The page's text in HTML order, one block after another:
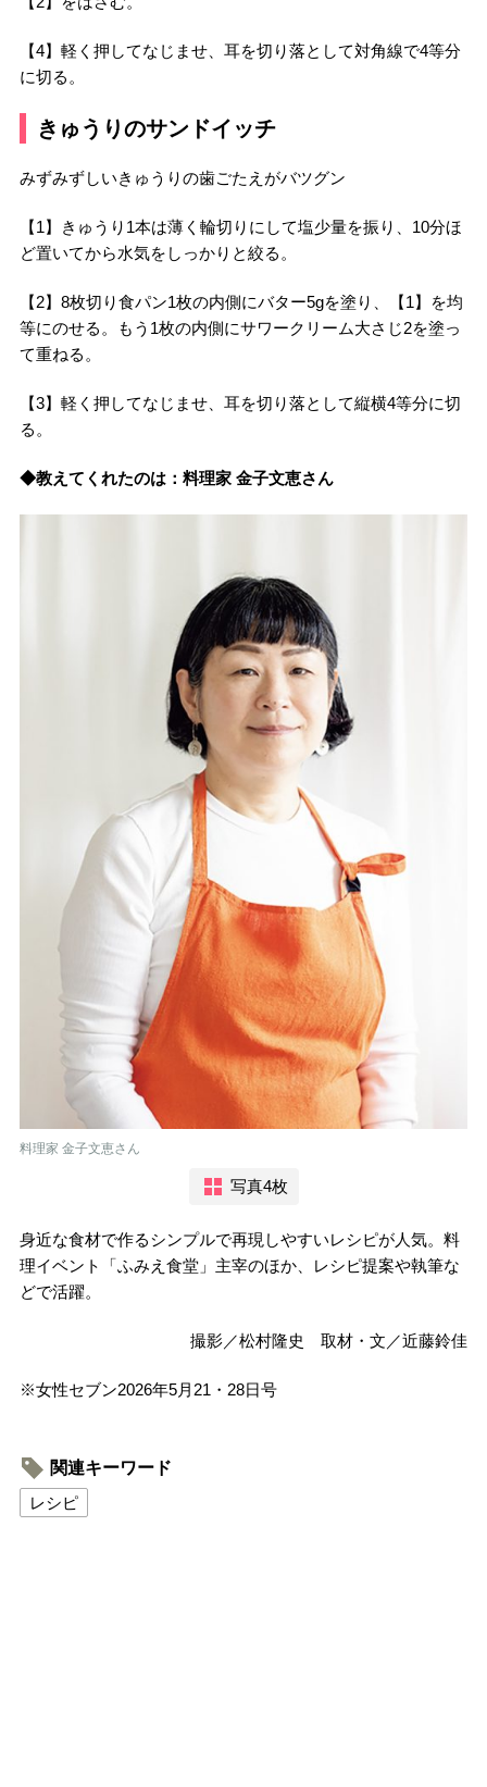
【4】軽く押してなじませ、⽿を切り落として対⾓線で4等分
に切る。
きゅうりのサンドイッチ
みずみずしいきゅうりの歯ごたえがバツグン
【1】きゅうり1本は薄く輪切りにして塩少量を振り、10分ほ
ど置いてから⽔気をしっかりと絞る。
【2】8枚切り⾷パン1枚の内側にバター5gを塗り、【1】を均
等にのせる。もう1枚の内側にサワークリーム⼤さじ2を塗っ
て重ねる。
【3】軽く押してなじませ、⽿を切り落として縦横4等分に切
る。
◆教えてくれたのは：料理家 金子文恵さん
料理家 金子文恵さん
写真4枚
身近な食材で作るシンプルで再現しやすいレシピが人気。料
理イベント「ふみえ食堂」主宰のほか、レシピ提案や執筆な
どで活躍。
撮影／松村隆史 取材・文／近藤鈴佳
※女性セブン2026年5月21・28日号
関連キーワード
レシピ